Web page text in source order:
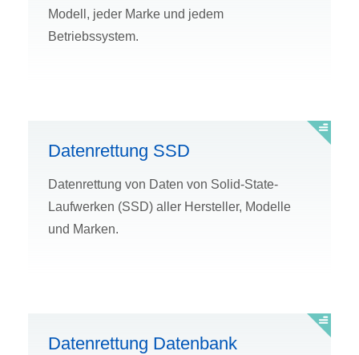
Modell, jeder Marke und jedem
Betriebssystem.
Datenrettung SSD
Datenrettung von Daten von Solid-State-
Laufwerken (SSD) aller Hersteller, Modelle
und Marken.
Datenrettung Datenbank